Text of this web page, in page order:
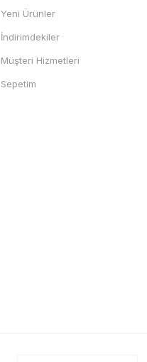
Yeni Ürünler
İndirimdekiler
Müşteri Hizmetleri
Sepetim